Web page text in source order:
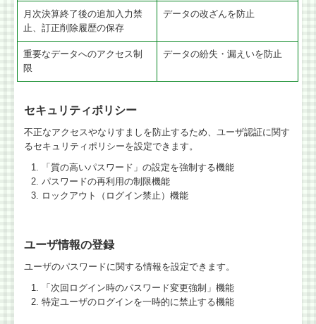
月次決算終了後の追加入力禁
止、訂正削除履歴の保存
データの改ざんを防止
重要なデータへのアクセス制
限
データの紛失・漏えいを防止
セキュリティポリシー
不正なアクセスやなりすましを防止するため、ユーザ認証に関す
るセキュリティポリシーを設定できます。
「質の高いパスワード」の設定を強制する機能
パスワードの再利用の制限機能
ロックアウト（ログイン禁止）機能
ユーザ情報の登録
ユーザのパスワードに関する情報を設定できます。
「次回ログイン時のパスワード変更強制」機能
特定ユーザのログインを一時的に禁止する機能